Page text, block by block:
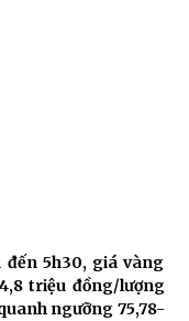
đến 5h30, giá vàng
triệu đồng/lượng
ngưỡng 75,78-